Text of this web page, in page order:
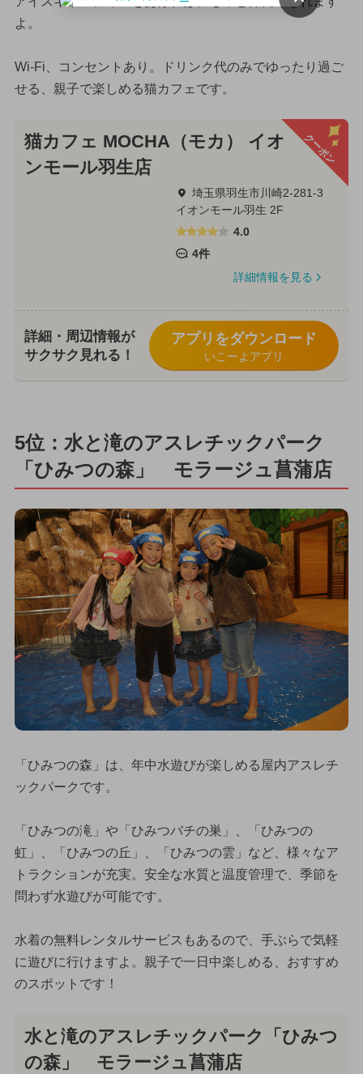
よ。
Wi-Fi、コンセントあり。ドリンク代のみでゆったり過ご
せる、親子で楽しめる猫カフェです。
クーポン
猫カフェ MOCHA（モカ） イオ
ンモール羽生店
埼玉県羽生市川崎2-281-3
イオンモール羽生 2F
4.0
4件
詳細情報を見る
詳細・周辺情報が
サクサク見れる！
アプリをダウンロード
いこーよアプリ
5位：水と滝のアスレチックパーク
「ひみつの森」 モラージュ菖蒲店
「ひみつの森」は、年中水遊びが楽しめる屋内アスレチ
ックパークです。
「ひみつの滝」や「ひみつバチの巣」、「ひみつの
虹」、「ひみつの丘」、「ひみつの雲」など、様々なア
トラクションが充実。安全な水質と温度管理で、季節を
問わず水遊びが可能です。
水着の無料レンタルサービスもあるので、手ぶらで気軽
に遊びに行けますよ。親子で一日中楽しめる、おすすめ
のスポットです！
水と滝のアスレチックパーク「ひみつ
の森」 モラージュ菖蒲店